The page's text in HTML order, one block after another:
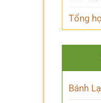
Tổng
Bánh